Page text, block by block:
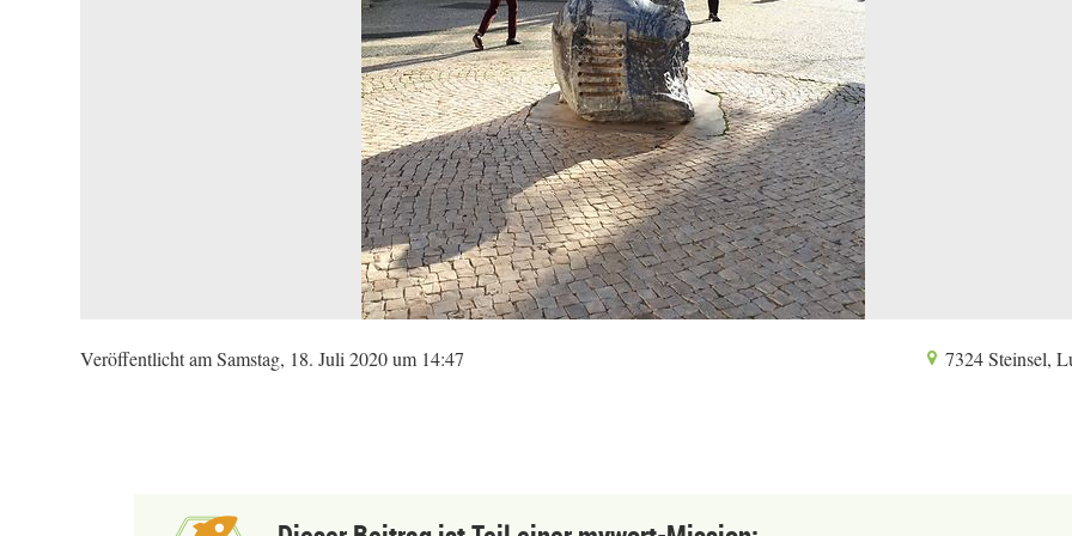
Veröffentlicht am Samstag, 18. Juli 2020 um 14:47 7324 Steinsel,